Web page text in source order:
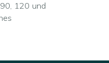
120 und